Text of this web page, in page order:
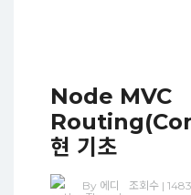
Node MVC
현 기초
By 에디 조회수 |